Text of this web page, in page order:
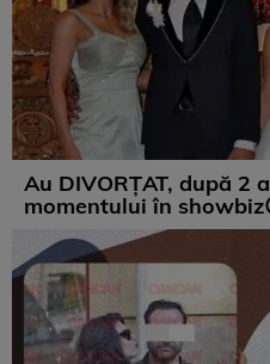
Au DIVORȚAT, după 2
momentului în